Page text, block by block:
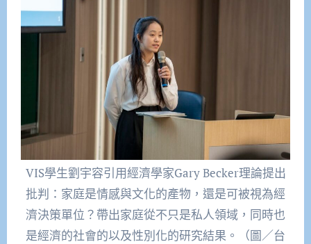
VIS學生劉宇容引用經濟學家Gary Becker理論提出
批判：家庭是情感與文化的產物，還是可被視為經
濟決策單位？帶出家庭從不只是私人領域，同時也
是經濟的社會的以及性別化的研究結果。（圖／台